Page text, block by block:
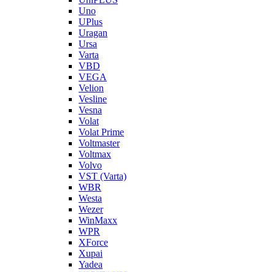
Uno
UPlus
Uragan
Ursa
Varta
VBD
VEGA
Velion
Vesline
Vesna
Volat
Volat Prime
Voltmaster
Voltmax
Volvo
VST (Varta)
WBR
Westa
Wezer
WinMaxx
WPR
XForce
Xupai
Yadea